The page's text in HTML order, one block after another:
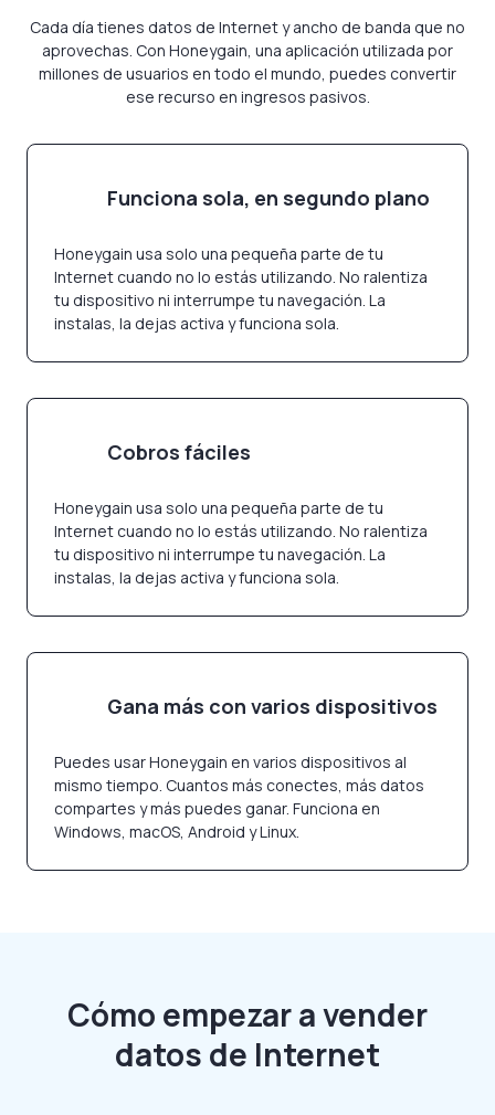
Cada día tienes datos de Internet y ancho de banda que no
aprovechas. Con Honeygain, una aplicación utilizada por
millones de usuarios en todo el mundo, puedes convertir
ese recurso en ingresos pasivos.
Funciona sola, en segundo plano
Honeygain usa solo una pequeña parte de tu
Internet cuando no lo estás utilizando. No ralentiza
tu dispositivo ni interrumpe tu navegación. La
instalas, la dejas activa y funciona sola.
Cobros fáciles
Honeygain usa solo una pequeña parte de tu
Internet cuando no lo estás utilizando. No ralentiza
tu dispositivo ni interrumpe tu navegación. La
instalas, la dejas activa y funciona sola.
Gana más con varios dispositivos
Puedes usar Honeygain en varios dispositivos al
mismo tiempo. Cuantos más conectes, más datos
compartes y más puedes ganar. Funciona en
Windows, macOS, Android y Linux.
Cómo empezar a vender
datos de Internet